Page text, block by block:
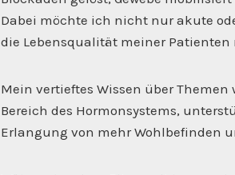
Dabei möchte ich nicht nur akute
die Lebensqualität meiner
Mein vertieftes Wissen über
Bereich des Hormonsystems,
Erlangung von mehr Wohlbefinden